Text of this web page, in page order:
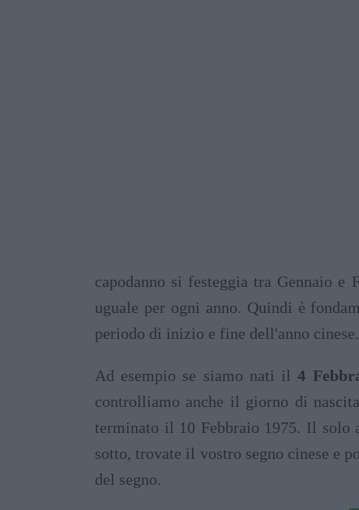
capodanno si festeggia tra Gennaio
uguale per ogni anno. Quindi è
periodo di inizio e fine dell'anno cinese.
Ad esempio se siamo nati il4
controlliamo anche il giorno di
terminato il 10 Febbraio 1975. Il solo
sotto, trovate il vostro segno cinese e
del segno.